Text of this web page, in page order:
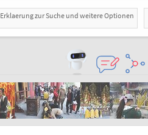
Erklaerung zur Suche und weitere Optionen